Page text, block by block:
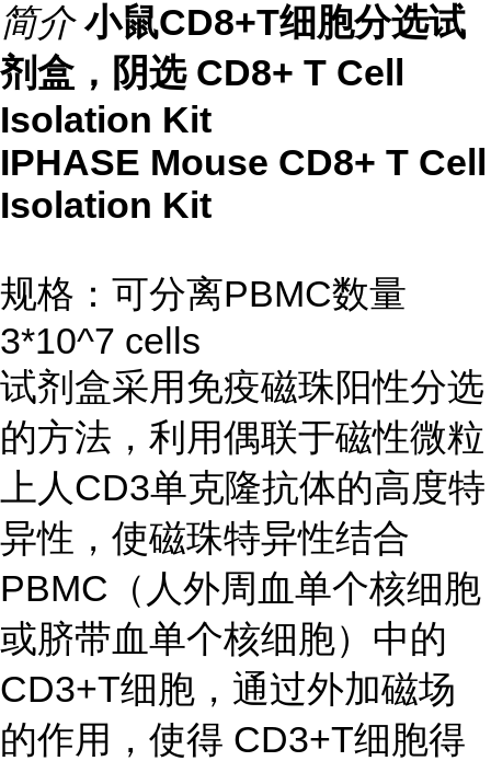
简介 小鼠CD8+T细胞分选试
剂盒，阴选 CD8+ T Cell
Isolation Kit
IPHASE Mouse CD8+ T Cell
Isolation Kit
规格：可分离PBMC数量
3*10^7 cells
试剂盒采用免疫磁珠阳性分选
的方法，利用偶联于磁性微粒
上人CD3单克隆抗体的高度特
异性，使磁珠特异性结合
PBMC（人外周血单个核细胞
或脐带血单个核细胞）中的
CD3+T细胞，通过外加磁场
的作用，使得 CD3+T细胞得